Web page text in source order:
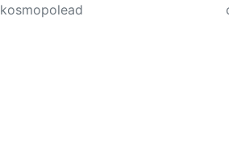
kosmopolead